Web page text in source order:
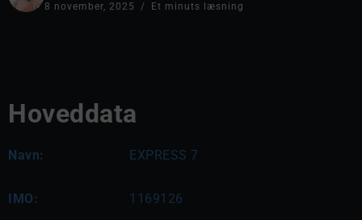
8 november, 2025 Et minuts læsning
Hoveddata
Navn: EXPRESS 7
IMO: 1169126